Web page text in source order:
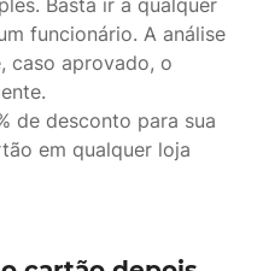
Basta ir a qualquer
funcionário. A análise
caso aprovado, o
de desconto para sua
em qualquer loja